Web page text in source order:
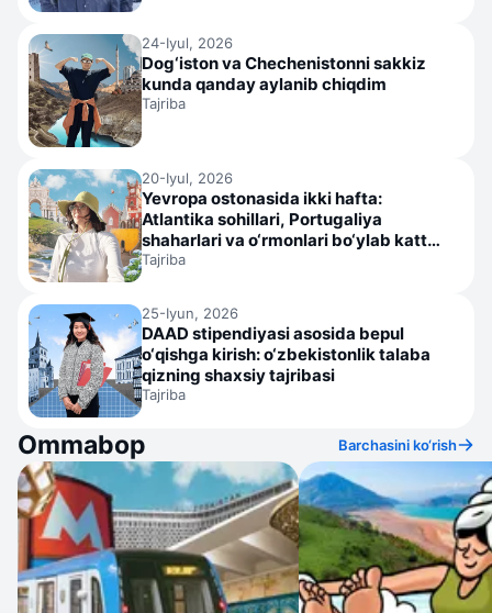
24-Iyul, 2026
Dog‘iston va Chechenistonni sakkiz
kunda qanday aylanib chiqdim
Tajriba
20-Iyul, 2026
Yevropa ostonasida ikki hafta:
Atlantika sohillari, Portugaliya
shaharlari va o‘rmonlari bo‘ylab katta
qo‘llanma
Tajriba
25-Iyun, 2026
DAAD stipendiyasi asosida bepul
o‘qishga kirish: o‘zbekistonlik talaba
qizning shaxsiy tajribasi
Tajriba
Ommabop Barchasini ko‘rish